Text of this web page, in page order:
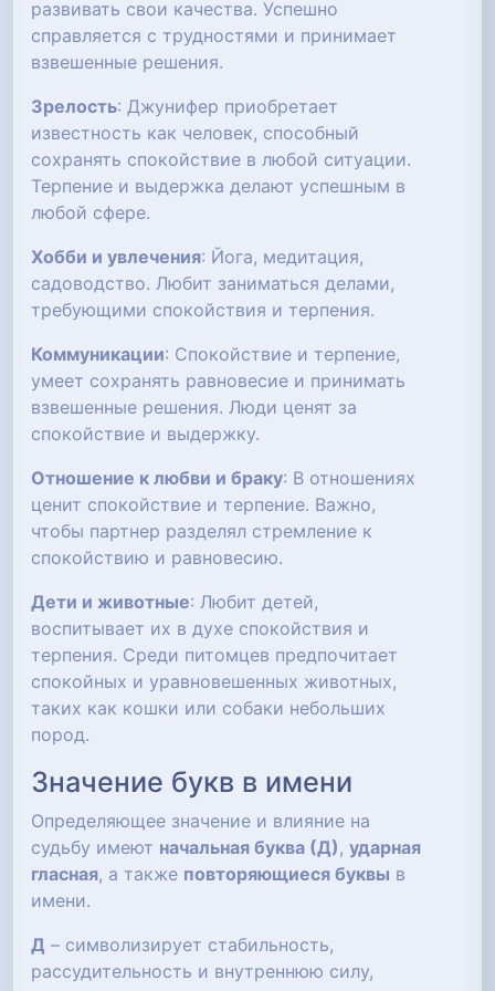
развивать свои качества. Успешно
справляется с трудностями и принимает
взвешенные решения.
Зрелость: Джунифер приобретает
известность как человек, способный
сохранять спокойствие в любой ситуации.
Терпение и выдержка делают успешным в
любой сфере.
Хобби и увлечения: Йога, медитация,
садоводство. Любит заниматься делами,
требующими спокойствия и терпения.
Коммуникации: Спокойствие и терпение,
умеет сохранять равновесие и принимать
взвешенные решения. Люди ценят за
спокойствие и выдержку.
Отношение к любви и браку: В отношениях
ценит спокойствие и терпение. Важно,
чтобы партнер разделял стремление к
спокойствию и равновесию.
Дети и животные: Любит детей,
воспитывает их в духе спокойствия и
терпения. Среди питомцев предпочитает
спокойных и уравновешенных животных,
таких как кошки или собаки небольших
пород.
Значение букв в имени
Определяющее значение и влияние на
судьбу имеют начальная буква (Д), ударная
гласная, а также повторяющиеся буквы в
имени.
Д – символизирует стабильность,
рассудительность и внутреннюю силу,